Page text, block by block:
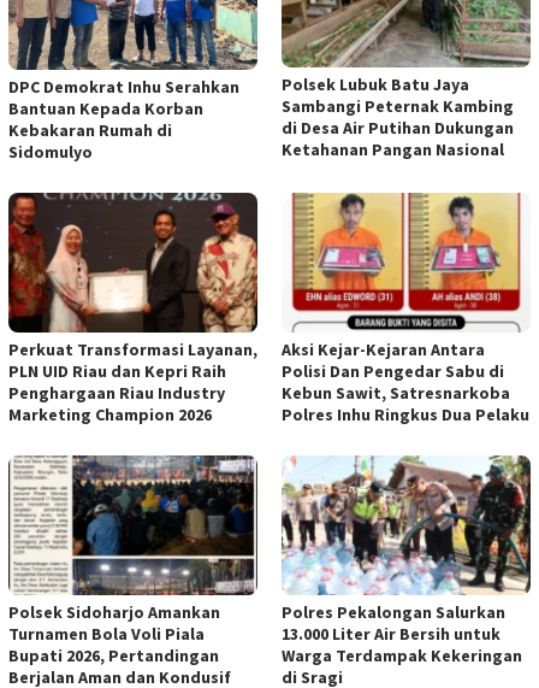
DPC Demokrat Inhu Serahkan
Bantuan Kepada Korban
Kebakaran Rumah di
Sidomulyo
Polsek Lubuk Batu Jaya
Sambangi Peternak Kambing
di Desa Air Putihan Dukungan
Ketahanan Pangan Nasional
Perkuat Transformasi Layanan,
PLN UID Riau dan Kepri Raih
Penghargaan Riau Industry
Marketing Champion 2026
Aksi Kejar-Kejaran Antara
Polisi Dan Pengedar Sabu di
Kebun Sawit, Satresnarkoba
Polres Inhu Ringkus Dua Pelaku
Polsek Sidoharjo Amankan
Turnamen Bola Voli Piala
Bupati 2026, Pertandingan
Berjalan Aman dan Kondusif
Polres Pekalongan Salurkan
13.000 Liter Air Bersih untuk
Warga Terdampak Kekeringan
di Sragi